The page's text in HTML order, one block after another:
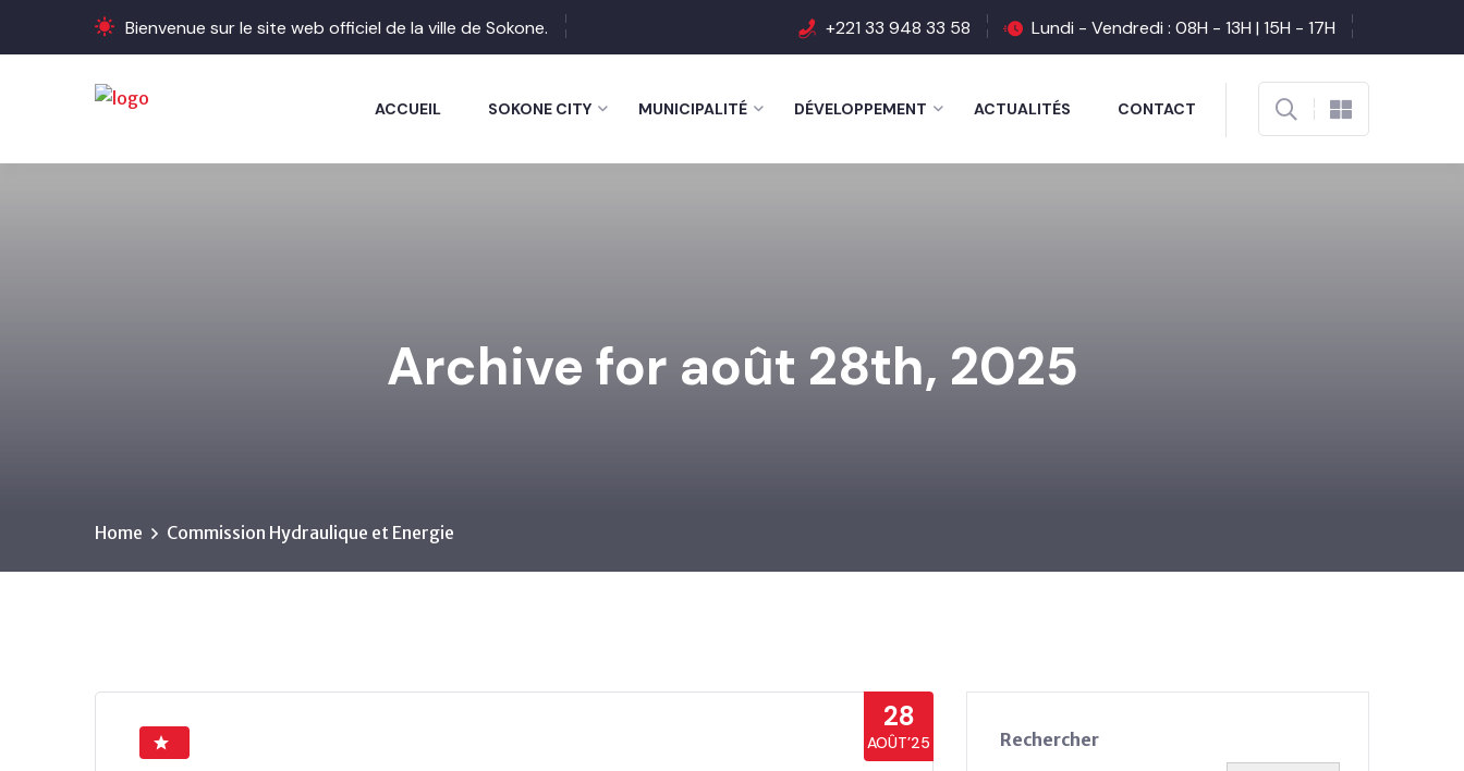
Bienvenue sur le site web officiel de la ville de Sokone. +221 33 948 33 58 Lundi - Vendredi : 08H - 13H | 15H - 17H
ACCUEIL SOKONE CITY MUNICIPALITÉ DÉVELOPPEMENT ACTUALITÉS CONTACT
Archive for août 28th, 2025
Home Commission Hydraulique et Energie
28
AOÛT’25 Rechercher